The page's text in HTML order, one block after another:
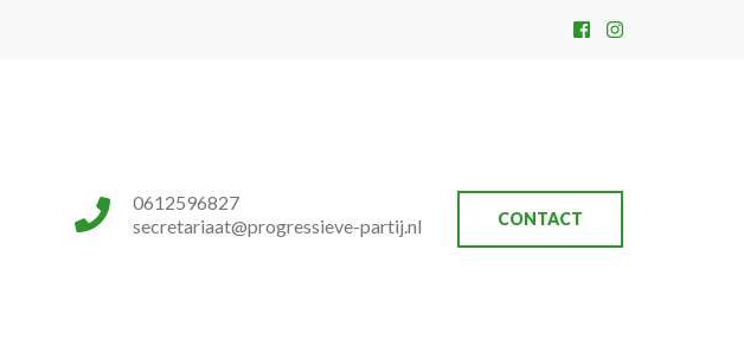
CONTACT
0612596827
secretariaat@progressieve-partij.nl